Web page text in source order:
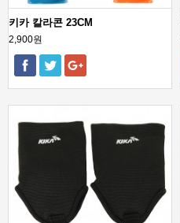
키카 칼라콘 23CM
2,900원